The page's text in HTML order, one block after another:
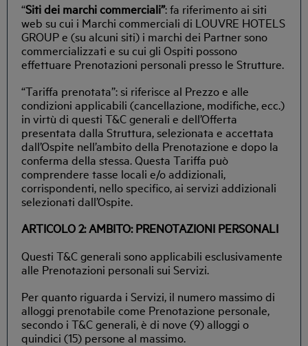
“Siti dei marchi commerciali”: fa riferimento ai siti
web su cui i Marchi commerciali di LOUVRE HOTELS
GROUP e (su alcuni siti) i marchi dei Partner sono
commercializzati e su cui gli Ospiti possono
effettuare Prenotazioni personali presso le Strutture.
“Tariffa prenotata”: si riferisce al Prezzo e alle
condizioni applicabili (cancellazione, modifiche, ecc.)
in virtù di questi T&C generali e dell’Offerta
presentata dalla Struttura, selezionata e accettata
dall’Ospite nell’ambito della Prenotazione e dopo la
conferma della stessa. Questa Tariffa può
comprendere tasse locali e/o addizionali,
corrispondenti, nello specifico, ai servizi addizionali
selezionati dall’Ospite.
ARTICOLO 2: AMBITO: PRENOTAZIONI PERSONALI
Questi T&C generali sono applicabili esclusivamente
alle Prenotazioni personali sui Servizi.
Per quanto riguarda i Servizi, il numero massimo di
alloggi prenotabile come Prenotazione personale,
secondo i T&C generali, è di nove (9) alloggi o
quindici (15) persone al massimo.